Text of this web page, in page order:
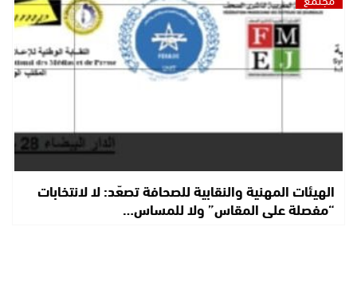
الهيئات المهنية والنقابية للصحافة تصعّد: لا لانتخابات
“مفصلة على المقاس” ولا للمساس…